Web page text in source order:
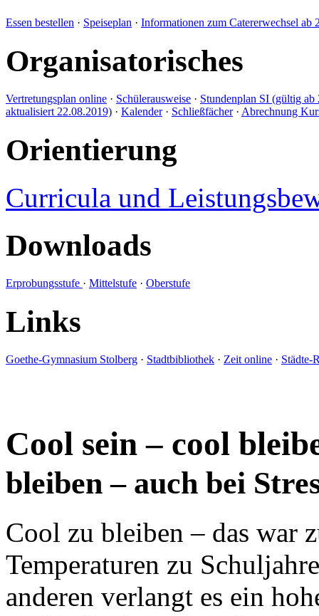
Essen bestellen · Speiseplan · Informationen zum Catererwechsel ab
Organisatorisches
Vertretungsplan online · Schülerausweise · Stundenplan SI (gültig
aktualisiert 22.08.2019) · Kalender· Schließfächer· Abrechnung
Orientierung
Curricula und
Downloads
Erprobungsstufe · Mittelstufe · Oberstufe
Links
Goethe-Gymnasium Stolberg · Stadtbibliothek · Zeit online · Städte-
Cool sein – cool
bleiben – auch bei
Cool zu bleiben – das war
Temperaturen zu
anderen verlangt es ein